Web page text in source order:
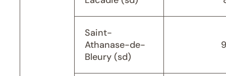
Saint-
Athanase-de-
Bleury (sd)